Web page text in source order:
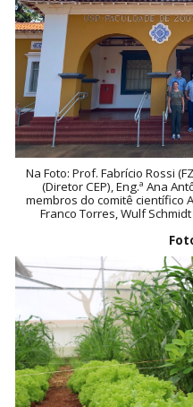
Na Foto: Prof. Fabrício Rossi
(Diretor CEP), Eng.ª Ana
membros do comitê científico
Franco Torres, Wulf